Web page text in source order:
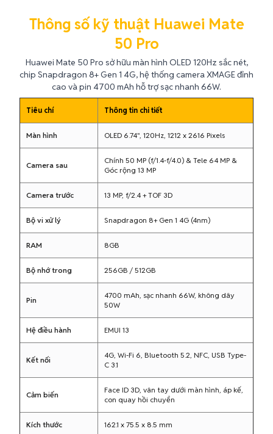
Thông số kỹ thuật Huawei Mate
50 Pro
Huawei Mate 50 Pro sở hữu màn hình OLED 120Hz sắc nét,
chip Snapdragon 8+ Gen 1 4G, hệ thống camera XMAGE đỉnh
cao và pin 4700 mAh hỗ trợ sạc nhanh 66W.
Tiêu chí Thông tin chi tiết
Màn hình OLED 6.74", 120Hz, 1212 x 2616 Pixels
Camera sau
Chính 50 MP (f/1.4-f/4.0) & Tele 64 MP &
Góc rộng 13 MP
Camera trước 13 MP, f/2.4 + TOF 3D
Bộ vi xử lý Snapdragon 8+ Gen 1 4G (4nm)
RAM 8GB
Bộ nhớ trong 256GB / 512GB
Pin
4700 mAh, sạc nhanh 66W, không dây
50W
Hệ điều hành EMUI 13
Kết nối
4G, Wi-Fi 6, Bluetooth 5.2, NFC, USB Type-
C 3.1
Cảm biến
Face ID 3D, vân tay dưới màn hình, áp kế,
con quay hồi chuyển
Kích thước 162.1 x 75.5 x 8.5 mm